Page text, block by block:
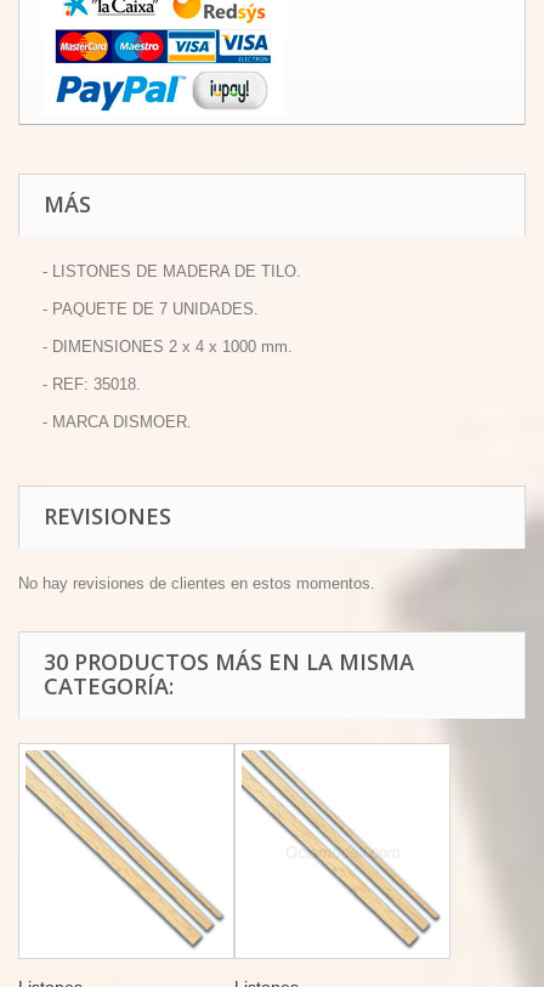
MÁS
- LISTONES DE MADERA DE TILO.
- PAQUETE DE 7 UNIDADES.
- DIMENSIONES 2 x 4 x 1000 mm.
- REF: 35018.
- MARCA DISMOER.
REVISIONES
No hay revisiones de clientes en estos momentos.
30 PRODUCTOS MÁS EN LA MISMA
CATEGORÍA: